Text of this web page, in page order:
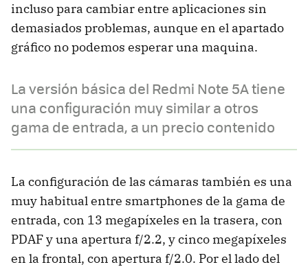
incluso para cambiar entre aplicaciones sin
demasiados problemas, aunque en el apartado
gráfico no podemos esperar una maquina.
La versión básica del Redmi Note 5A tiene
una configuración muy similar a otros
gama de entrada, a un precio contenido
La configuración de las cámaras también es una
muy habitual entre smartphones de la gama de
entrada, con 13 megapíxeles en la trasera, con
PDAF y una apertura f/2.2, y cinco megapíxeles
en la frontal, con apertura f/2.0. Por el lado del